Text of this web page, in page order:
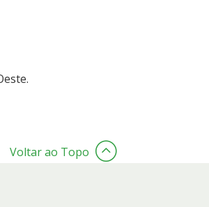
Voltar ao Topo